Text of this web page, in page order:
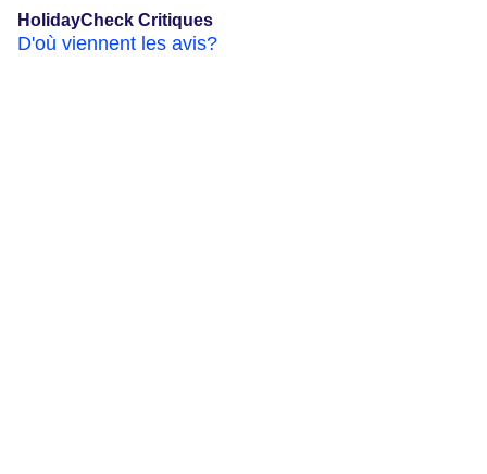
HolidayCheck Critiques
D'où viennent les avis?